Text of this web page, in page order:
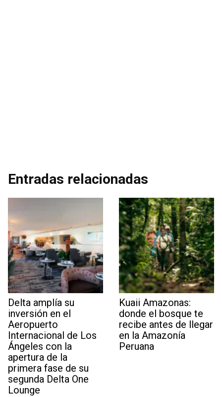
Entradas relacionadas
Delta amplía su
inversión en el
Aeropuerto
Internacional de Los
Ángeles con la
apertura de la
primera fase de su
segunda Delta One
Lounge
Kuaii Amazonas:
donde el bosque te
recibe antes de llegar
en la Amazonía
Peruana